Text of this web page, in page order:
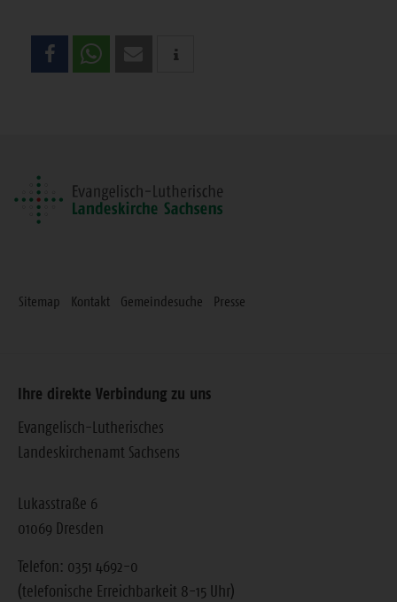
Teilen
Sie
Sitemap Kontakt Gemeindesuche Presse
Ihre direkte Verbindung zu uns
Evangelisch-Lutherisches
Landeskirchenamt Sachsens
Lukasstraße 6
01069 Dresden
Telefon: 0351 4692-0
(telefonische Erreichbarkeit 8-15 Uhr)